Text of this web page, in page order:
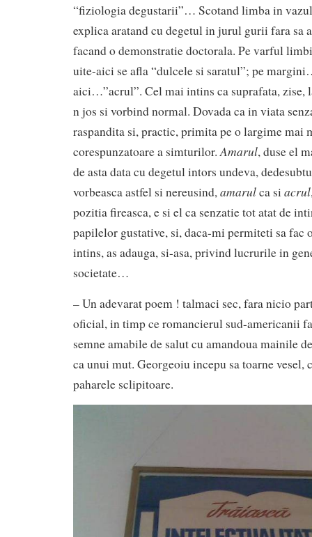
“fiziologia degustarii”… Scotand limba in
explica aratand cu degetul in jurul gurii fara sa
facand o demonstratie doctorala. Pe varful
uite-aici se afla “dulcele si saratul”; pe
aici…”acrul”. Cel mai intins ca suprafata, zise,
n jos si vorbind normal. Dovada ca in viata
raspandita si, practic, primita pe o largime mai
corespunzatoare a simturilor.Amarul, duse el
de asta data cu degetul intors undeva,
vorbeasca astfel si nereusind,amarulca si acrul
pozitia fireasca, e si el ca senzatie tot atat de
papilelor gustative, si, daca-mi permiteti sa fac
intins, as adauga, si-asa, privind lucrurile in
societate…
– Un adevarat poem ! talmaci sec, fara nicio
oficial, in timp ce romancierul sud-americanii
semne amabile de salut cu amandoua mainile
ca unui mut. Georgeoiu incepu sa toarne
paharele sclipitoare.